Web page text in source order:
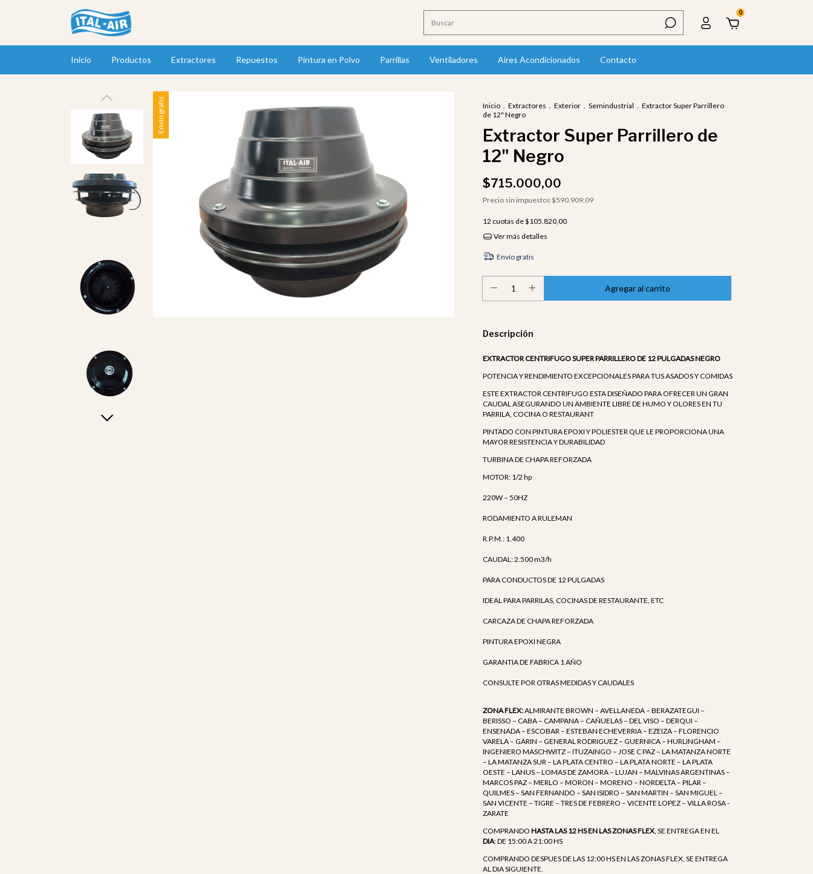
0
Inicio Productos Extractores Repuestos Pintura en Polvo Parrillas Ventiladores Aires Acondicionados Contacto
Envío gratis Inicio . Extractores . Exterior . Semindustrial . Extractor Super Parrillero
de 12" Negro
Extractor Super Parrillero de
12" Negro
$715.000,00
Precio sin impuestos $590.909,09
12 cuotas de$105.820,00
Ver más detalles
Envío gratis
Descripción
EXTRACTOR CENTRIFUGO SUPER PARRILLERO DE 12 PULGADAS NEGRO
POTENCIA Y RENDIMIENTO EXCEPCIONALES PARA TUS ASADOS Y COMIDAS
ESTE EXTRACTOR CENTRIFUGO ESTA DISEÑADO PARA OFRECER UN GRAN
CAUDAL ASEGURANDO UN AMBIENTE LIBRE DE HUMO Y OLORES EN TU
PARRILA, COCINA O RESTAURANT
PINTADO CON PINTURA EPOXI Y POLIESTER QUE LE PROPORCIONA UNA
MAYOR RESISTENCIA Y DURABILIDAD
TURBINA DE CHAPA REFORZADA
MOTOR: 1/2 hp
220W – 50HZ
RODAMIENTO A RULEMAN
R.P.M.: 1.400
CAUDAL: 2.500 m3/h
PARA CONDUCTOS DE 12 PULGADAS
IDEAL PARA PARRILAS, COCINAS DE RESTAURANTE, ETC
CARCAZA DE CHAPA REFORZADA
PINTURA EPOXI NEGRA
GARANTIA DE FABRICA 1 AÑO
CONSULTE POR OTRAS MEDIDAS Y CAUDALES
ZONA FLEX:ALMIRANTE BROWN – AVELLANEDA – BERAZATEGUI –
BERISSO – CABA – CAMPANA – CAÑUELAS – DEL VISO – DERQUI –
ENSENADA – ESCOBAR – ESTEBAN ECHEVERRIA – EZEIZA – FLORENCIO
VARELA – GARIN – GENERAL RODRIGUEZ – GUERNICA – HURLINGHAM –
INGENIERO MASCHWITZ – ITUZAINGO – JOSE C PAZ – LA MATANZA NORTE
– LA MATANZA SUR – LA PLATA CENTRO – LA PLATA NORTE – LA PLATA
OESTE – LANUS – LOMAS DE ZAMORA – LUJAN – MALVINAS ARGENTINAS –
MARCOS PAZ – MERLO – MORON – MORENO – NORDELTA – PILAR –
QUILMES – SAN FERNANDO – SAN ISIDRO – SAN MARTIN – SAN MIGUEL –
SAN VICENTE – TIGRE – TRES DE FEBRERO – VICENTE LOPEZ – VILLA ROSA -
ZARATE
COMPRANDO HASTA LAS 12 HS EN LAS ZONAS FLEX , SE ENTREGA EN EL
DIA: DE 15:00 A 21:00 HS
COMPRANDO DESPUES DE LAS 12:00 HS EN LAS ZONAS FLEX, SE ENTREGA
AL DIA SIGUIENTE.